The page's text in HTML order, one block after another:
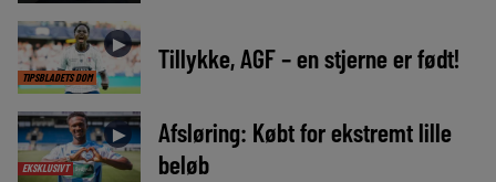
TIPSBLADETS DOM
► Tillykke, AGF – en stjerne er født!
EKSKLUSIVT
►
Afsløring: Købt for ekstremt lille
beløb